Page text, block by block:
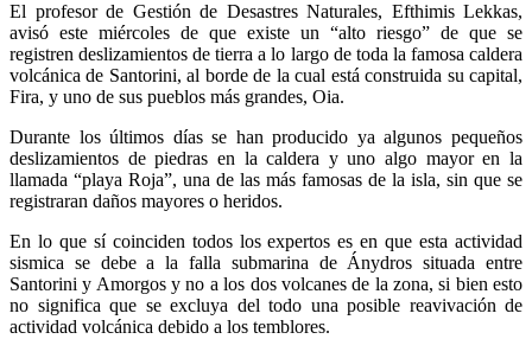
El profesor de Gestión de Desastres Naturales, Efthimis Lekkas,
avisó este miércoles de que existe un “alto riesgo” de que se
registren deslizamientos de tierra a lo largo de toda la famosa caldera
volcánica de Santorini, al borde de la cual está construida su capital,
Fira, y uno de sus pueblos más grandes, Oia.
Durante los últimos días se han producido ya algunos pequeños
deslizamientos de piedras en la caldera y uno algo mayor en la
llamada “playa Roja”, una de las más famosas de la isla, sin que se
registraran daños mayores o heridos.
En lo que sí coinciden todos los expertos es en que esta actividad
sismica se debe a la falla submarina de Ánydros situada entre
Santorini y Amorgos y no a los dos volcanes de la zona, si bien esto
no significa que se excluya del todo una posible reavivación de
actividad volcánica debido a los temblores.